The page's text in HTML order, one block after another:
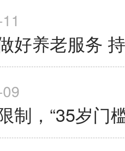
好养老服务
制，“35岁门